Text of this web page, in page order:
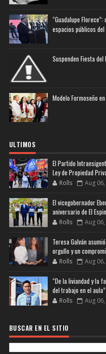
“Guadalupe
espacios públicos
Suspenden Fiesta del
Modelo Formoseño
ULTIMOS
El Partido
Ley de Propiedad
Rolls Aug
El vicegobernador
aniversario de El
Rolls Aug
Teresa Galván
orgullo y un
Rolls Aug
“De la liviandad y la
del trabajo en el aula”
Rolls Aug
BUSCAR EN EL SITIO